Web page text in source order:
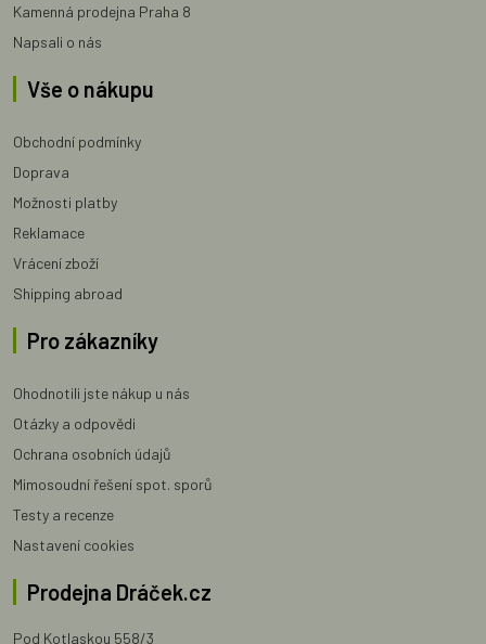
Kamenná prodejna Praha 8
Napsali o nás
Vše o nákupu
Obchodní podmínky
Doprava
Možnosti platby
Reklamace
Vrácení zboží
Shipping abroad
Pro zákazníky
Ohodnotili jste nákup u nás
Otázky a odpovědi
Ochrana osobních údajů
Mimosoudní řešení spot. sporů
Testy a recenze
Nastavení cookies
Prodejna Dráček.cz
Pod Kotlaskou 558/3